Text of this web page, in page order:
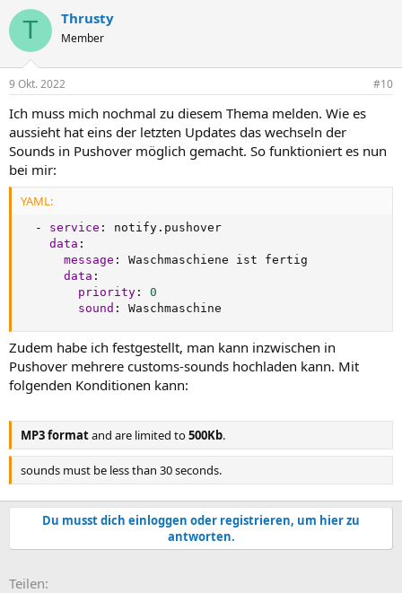
T Thrusty
Member
9 Okt. 2022 #10
Ich muss mich nochmal zu diesem Thema melden. Wie es
aussieht hat eins der letzten Updates das wechseln der
Sounds in Pushover möglich gemacht. So funktioniert es nun
bei mir:
YAML:
- service :
notify.pushover
data :
message :
Waschmaschiene ist fertig
data :
priority :
0
sound : Waschmaschine
Zudem habe ich festgestellt, man kann inzwischen in
Pushover mehrere customs-sounds hochladen kann. Mit
folgenden Konditionen kann:
MP3 formatand are limited to500Kb.
sounds must be less than 30 seconds.
Du musst dich einloggen oder registrieren, um hier zu
antworten.
Teilen: